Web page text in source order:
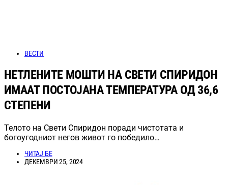
ВЕСТИ
НЕТЛЕНИТЕ МОШТИ НА СВЕТИ СПИРИДОН
ИМААТ ПОСТОЈАНА ТЕМПЕРАТУРА ОД 36,6
СТЕПЕНИ
Телото на Свети Спиридон поради чистотата и
богоугодниот негов живот го победило…
ЧИТАЈ БЕ
ДЕКЕМВРИ 25, 2024